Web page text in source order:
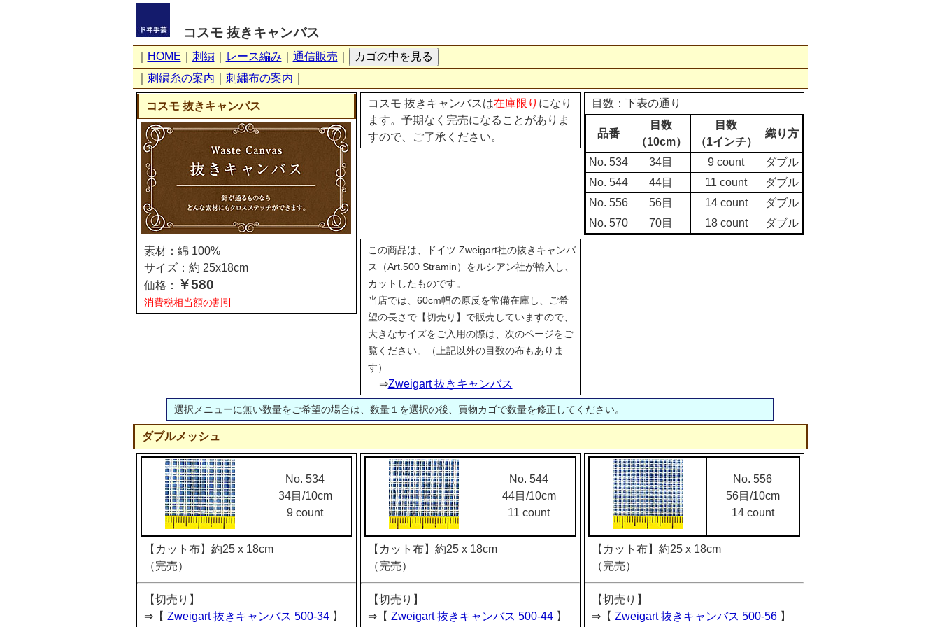
コスモ 抜きキャンバス
HOME 刺繍｜ レース編み 通信販売
刺繍糸の案内 刺繍布の案内
コスモ 抜きキャンバス
素材：綿 100%
サイズ：約 25x18cm
価格：
￥580
消費税相当額の割引
コスモ 抜きキャンバスは在庫限り になり
ます。予期なく完売になることがありま
すので、ご了承ください。
目数：下表の通り
品番
目数
（10cm）
目数
（1インチ）
織り方
No. 534 34目 9 count
ダブル
No. 544
44目 11 count
ダブル
No. 556
56目 14 count
ダブル
No. 570
70目 18 count ダブル
この商品は、ドイツ Zweigart社の抜きキャンバ
ス（Art.500 Stramin）をルシアン社が輸入し、
カットしたものです。
当店では、60cm幅の原反を常備在庫し、ご希
望の長さで【切売り】で販売していますので、
大きなサイズをご入用の際は、次のページをご
覧ください。（上記以外の目数の布もありま
す）
⇒Zweigart 抜きキャンバス
選択メニューに無い数量をご希望の場合は、数量１を選択の後、買物カゴで数量を修正してください。
ダブルメッシュ
No. 534
34目/10cm
9 count
【カット布】約25 x 18cm
（完売）
【切売り】
⇒【 Zweigart 抜きキャンバス 500-34】
No. 544
44目/10cm
11 count
【カット布】約25 x 18cm
（完売）
【切売り】
⇒【 Zweigart 抜きキャンバス 500-44】
No. 556
56目/10cm
14 count
【カット布】約25 x 18cm
（完売）
【切売り】
⇒【 Zweigart 抜きキャンバス 500-56】